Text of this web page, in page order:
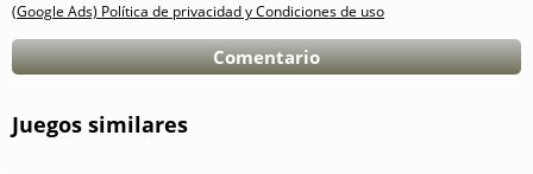
(Google Ads) Política de privacidad y Condiciones de uso
Comentario
Juegos similares